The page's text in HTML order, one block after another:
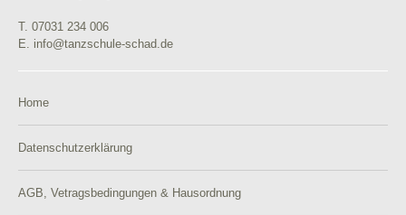
T. 07031 234 006
E. info@tanzschule-schad.de
Home
Datenschutzerklärung
AGB, Vetragsbedingungen & Hausordnung